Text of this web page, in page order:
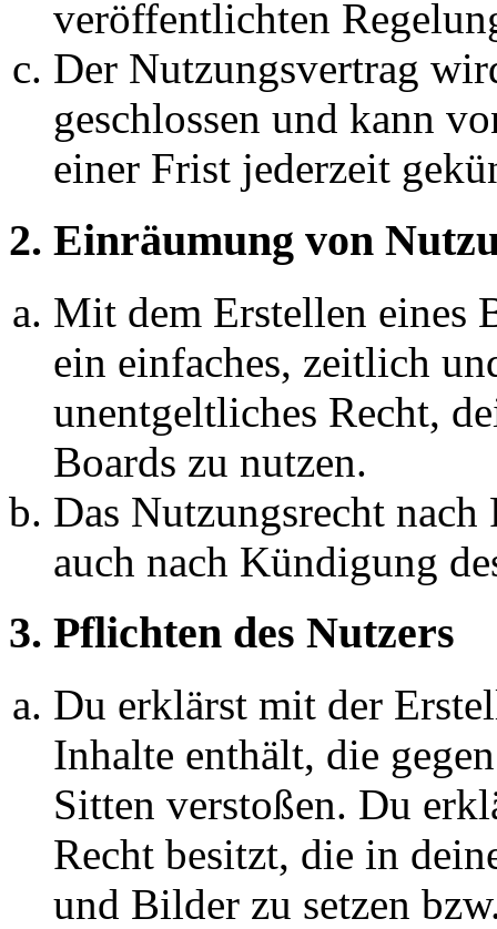
veröffentlichten
Der Nutzungsvertrag
geschlossen und kann
einer Frist jederzeit
2. Einräumung von
Mit dem Erstellen eines
ein einfaches, zeitlich
unentgeltliches Recht,
Boards zu nutzen.
Das Nutzungsrecht
auch nach Kündigung
3. Pflichten des Nutzers
Du erklärst mit der
Inhalte enthält, die
Sitten verstoßen. Du
Recht besitzt, die in
und Bilder zu setzen